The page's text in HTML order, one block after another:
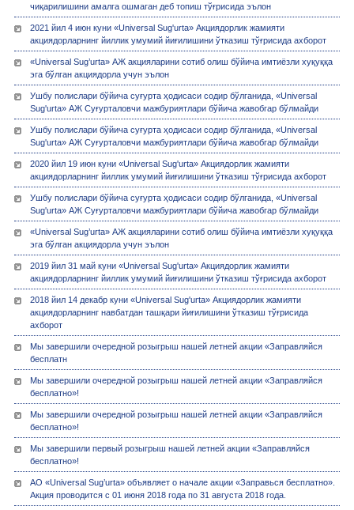
чиқарилишини амалга ошмаган деб топиш тўғрисида эълон
2021 йил 4 июн куни «Universal Sug'urta» Акциядорлик жамияти
акциядорларнинг йиллик умумий йиғилишини ўтказиш тўғрисида ахборот
«Universal Sug’urta» АЖ акцияларини сотиб олиш бўйича имтиёзли хуқуққа
эга бўлган акциядорла учун эълон
Ушбу полислари бўйича суғурта ҳодисаси содир бўлганида, «Universal
Sug'urta» АЖ Суғурталовчи мажбуриятлари бўйича жавобгар бўлмайди
Ушбу полислари бўйича суғурта ҳодисаси содир бўлганида, «Universal
Sug'urta» АЖ Суғурталовчи мажбуриятлари бўйича жавобгар бўлмайди
2020 йил 19 июн куни «Universal Sug'urta» Акциядорлик жамияти
акциядорларнинг йиллик умумий йиғилишини ўтказиш тўғрисида ахборот
Ушбу полислари бўйича суғурта ҳодисаси содир бўлганида, «Universal
Sug'urta» АЖ Суғурталовчи мажбуриятлари бўйича жавобгар бўлмайди
«Universal Sug’urta» АЖ акцияларини сотиб олиш бўйича имтиёзли хуқуққа
эга бўлган акциядорла учун эълон
2019 йил 31 май куни «Universal Sug'urta» Акциядорлик жамияти
акциядорларнинг йиллик умумий йиғилишини ўтказиш тўғрисида ахборот
2018 йил 14 декабр куни «Universal Sug'urta» Акциядорлик жамияти
акциядорларнинг навбатдан ташқари йиғилишини ўтказиш тўғрисида
ахборот
Мы завершили очередной розыгрыш нашей летней акции «Заправляйся
бесплатн
Мы завершили очередной розыгрыш нашей летней акции «Заправляйся
бесплатно»!
Мы завершили очередной розыгрыш нашей летней акции «Заправляйся
бесплатно»!
Мы завершили первый розыгрыш нашей летней акции «Заправляйся
бесплатно»!
АО «Universal Sug’urta» объявляет о начале акции «Заправься бесплатно».
Акция проводится с 01 июня 2018 года по 31 августа 2018 года.